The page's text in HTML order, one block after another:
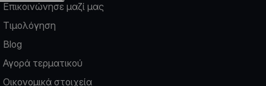
Επικοινώνησε μαζί μας
Τιμολόγηση
Blog
Αγορά τερματικού
Οικονομικά στοιχεία